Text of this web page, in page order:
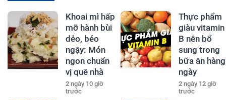
Khoai mì hấp
mỡ hành bùi
dẻo, béo
ngậy: Món
ngon chuẩn
vị quê nhà
2 ngày 10 giờ
trước
Thực phẩm
giàu vitamin
B nên bổ
sung trong
bữa ăn hàng
ngày
2 ngày 12 giờ
trước